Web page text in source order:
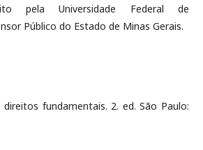
pela Universidade Federal de
Público do Estado de Minas Gerais.
direitos fundamentais. 2. ed. São Paulo: